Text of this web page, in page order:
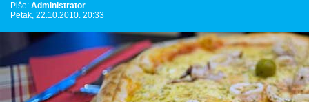
Piše: Administrator
Petak, 22.10.2010. 20:33